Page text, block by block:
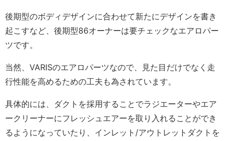
後期型のボディデザインに合わせて新たにデザインを書き
起こすなど、後期型86オーナーは要チェックなエアロパー
ツです。
当然、VARISのエアロパーツなので、見た目だけでなく走
行性能を高めるための工夫も為されています。
具体的には、ダクトを採用することでラジエーターやエア
ークリーナーにフレッシュエアーを取り入れることができ
るようになっていたり、インレット/アウトレットダクトを